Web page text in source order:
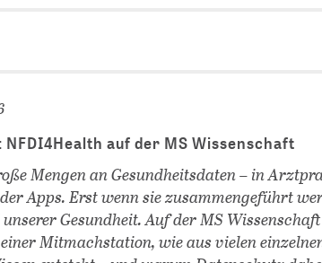
NFDI4Health auf der MS Wissenschaft
Mengen an Gesundheitsdaten – in
Apps. Erst wenn sie zusammengeführt
Gesundheit. Auf der MS
Mitmachstation, wie aus vielen